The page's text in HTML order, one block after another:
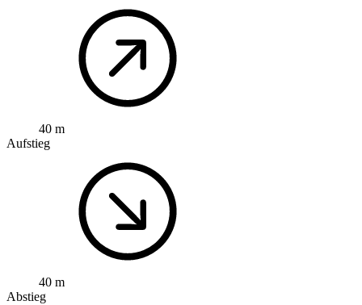
40 m
Aufstieg
40 m
Abstieg